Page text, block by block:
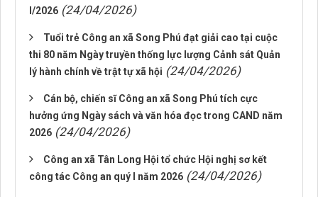
I/2026 (24/04/2026)
Tuổi trẻ Công an xã Song Phú đạt giải cao tại cuộc
thi 80 năm Ngày truyền thống lực lượng Cảnh sát Quản
lý hành chính về trật tự xã hội (24/04/2026)
Cán bộ, chiến sĩ Công an xã Song Phú tích cực
hưởng ứng Ngày sách và văn hóa đọc trong CAND năm
2026 (24/04/2026)
Công an xã Tân Long Hội tổ chức Hội nghị sơ kết
công tác Công an quý I năm 2026 (24/04/2026)